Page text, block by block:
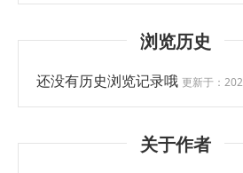
浏览历史
还没有历史浏览记录哦 更新于：
关于作者